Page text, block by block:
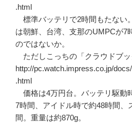
.html
標準バッテリで2時間もたない
は朝鮮、台湾、支那のUMPCが7
のではないか。
ただしこっちの「クラウドブッ
http://pc.watch.impress.co.jp/
.html
価格は4万円台。バッテリ駆動
7時間、アイドル時で約48時間、
間。重量は約870g。